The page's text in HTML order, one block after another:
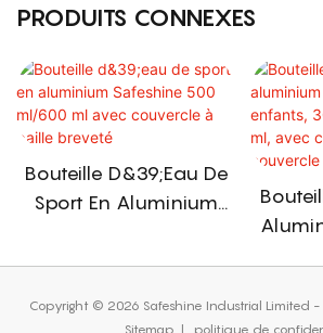
PRODUITS CONNEXES
Bouteille D&39;eau De
Sport En Aluminium
Ml Avec Couvercle À
Copyright © 2026 Safeshine Industrial Limited
Sitemap | politique de